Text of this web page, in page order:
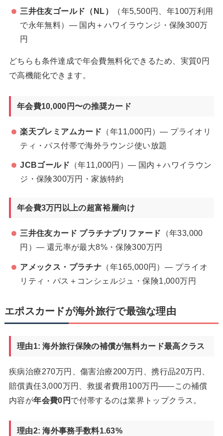
三井住友ゴールド（NL）
（年5,500円、年100万利用
で永年無料）— 国内＋ハワイラウンジ・保険300万
円
どちらも条件達成で年会費無料化できるため、実質0円
で高機能化できます。
年会費10,000円〜の推奨カード
楽天プレミアムカード （年11,000円）— プライオリ
ティ・パス付帯で海外ラウンジ使い放題
JCBゴールド （年11,000円）— 国内＋ハワイラウン
ジ・保険300万円・家族特約
年会費3万円以上の超富裕層向け
三井住友カード プラチナプリファード （年33,000
円）— 還元率が最大8%・保険300万円
アメックス・プラチナ （年165,000円）— プライオ
リティ・パス＋コンシェルジュ・保険1,000万円
エポスカードが海外旅行で最強な理由
理由1: 海外旅行保険の補償が無料カード最高クラス
疾病治療270万円、傷害治療200万円、携行品20万円、
賠償責任3,000万円、救援者費用100万円——この補償
内容が年会費0円 で付帯するのは業界トップクラス。
理由2: 海外事務手数料1.63%